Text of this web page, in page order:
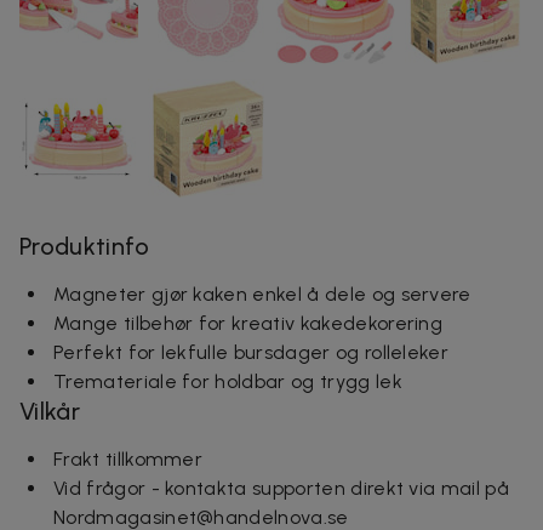
Produktinfo
Magneter gjør kaken enkel å dele og servere
Mange tilbehør for kreativ kakedekorering
Perfekt for lekfulle bursdager og rolleleker
Tremateriale for holdbar og trygg lek
Vilkår
Frakt tillkommer
Vid frågor - kontakta supporten direkt via mail på
Nordmagasinet@handelnova.se